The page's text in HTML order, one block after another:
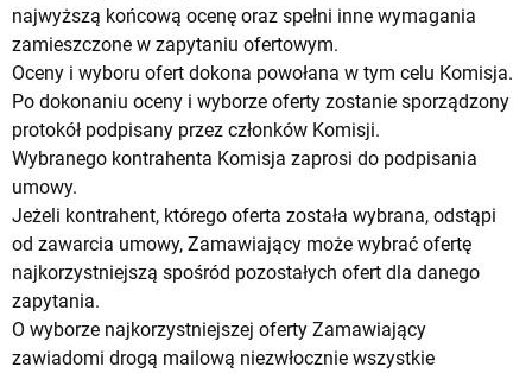
najwyższą końcową ocenę oraz spełni inne wymagania
zamieszczone w zapytaniu ofertowym.
Oceny i wyboru ofert dokona powołana w tym celu Komisja.
Po dokonaniu oceny i wyborze oferty zostanie sporządzony
protokół podpisany przez członków Komisji.
Wybranego kontrahenta Komisja zaprosi do podpisania
umowy.
Jeżeli kontrahent, którego oferta została wybrana, odstąpi
od zawarcia umowy, Zamawiający może wybrać ofertę
najkorzystniejszą spośród pozostałych ofert dla danego
zapytania.
O wyborze najkorzystniejszej oferty Zamawiający
zawiadomi drogą mailową niezwłocznie wszystkie